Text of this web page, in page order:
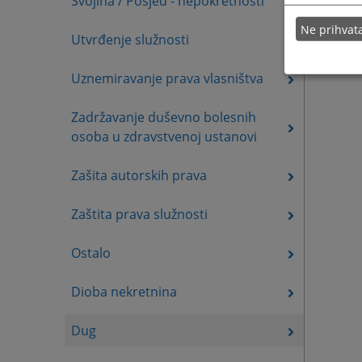
Utvrđenje služnosti
Uznemiravanje prava vlasništva
Zadržavanje duševno bolesnih
osoba u zdravstvenoj ustanovi
Zašita autorskih prava
Zaštita prava služnosti
Ostalo
Dioba nekretnina
Dug
Ne